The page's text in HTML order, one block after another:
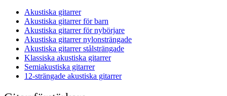
Akustiska gitarrer
Akustiska gitarrer för barn
Akustiska gitarrer för nybörjare
Akustiska gitarrer nylonsträngade
Akustiska gitarrer stålsträngade
Klassiska akustiska gitarrer
Semiakustiska gitarrer
12-strängade akustiska gitarrer